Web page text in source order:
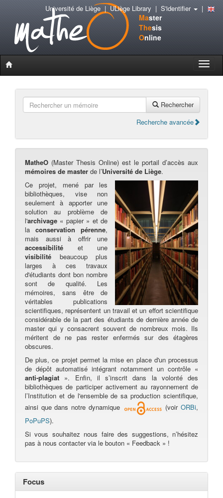
Master
Thesis
Online
Toggle
Université de Liège|ULiège Library | S'identifier |
Rechercher
Recherche avancée
MatheO (Master Thesis Online) est le portail d’accès aux
mémoires de master de l’Université de Liège.
Ce projet, mené par les
bibliothèques, vise non
seulement à apporter une
solution au problème de
l'archivage « papier » et de
laconservation pérenne,
mais aussi à offrir une
accessibilité et une
visibilité beaucoup plus
larges à ces travaux
d'étudiants dont bon nombre
sont de qualité. Les
mémoires, sans être de
véritables publications
scientifiques, représentent un travail et un effort scientifique
considérable de la part des étudiants de dernière année de
master qui y consacrent souvent de nombreux mois. Ils
méritent de ne pas rester enfermés sur des étagères
obscures.
De plus, ce projet permet la mise en place d'un processus
de dépôt automatisé intégrant notamment un contrôle «
anti-plagiat ». Enfin, il s’inscrit dans la volonté des
bibliothèques de participer activement au rayonnement de
l’Institution et de l'ensemble de sa production scientifique,
ainsi que dans notre dynamique
(voirORBi,
PoPuPS).
Si vous souhaitez nous faire des suggestions, n’hésitez
pas à nous contacter via le bouton « Feedback » !
Focus